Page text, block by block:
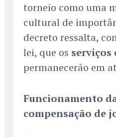
torneio como uma
cultural de
decreto ressalta,
lei, que os serviços
permanecerão em
Funcionamento
compensação de